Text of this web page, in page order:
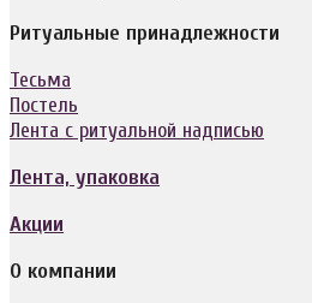
Ритуальные принадлежности
Тесьма
Постель
Лента с ритуальной надписью
Лента, упаковка
Акции
О компании